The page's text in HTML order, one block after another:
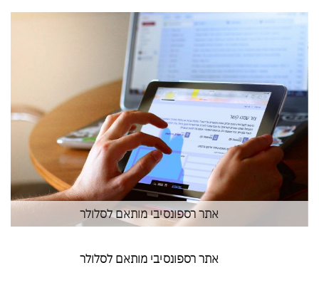
אתר רספונסיבי מותאם לסלולר
אתר רספונסיבי מותאם לסלולר